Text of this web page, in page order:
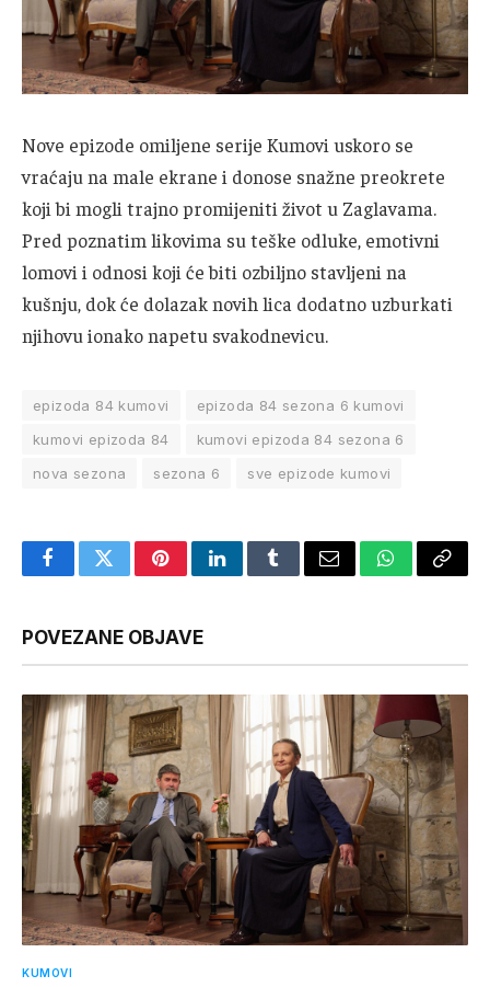
Nove epizode omiljene serije Kumovi uskoro se
vraćaju na male ekrane i donose snažne preokrete
koji bi mogli trajno promijeniti život u Zaglavama.
Pred poznatim likovima su teške odluke, emotivni
lomovi i odnosi koji će biti ozbiljno stavljeni na
kušnju, dok će dolazak novih lica dodatno uzburkati
njihovu ionako napetu svakodnevicu.
epizoda 84 kumovi
epizoda 84 sezona 6 kumovi
kumovi epizoda 84
kumovi epizoda 84 sezona 6
nova sezona
sezona 6 sve epizode kumovi
FacebookTwitterPinterestLinkedInTumblrEmail WhatsApp
Copy
POVEZANE OBJAVE
KUMOVI